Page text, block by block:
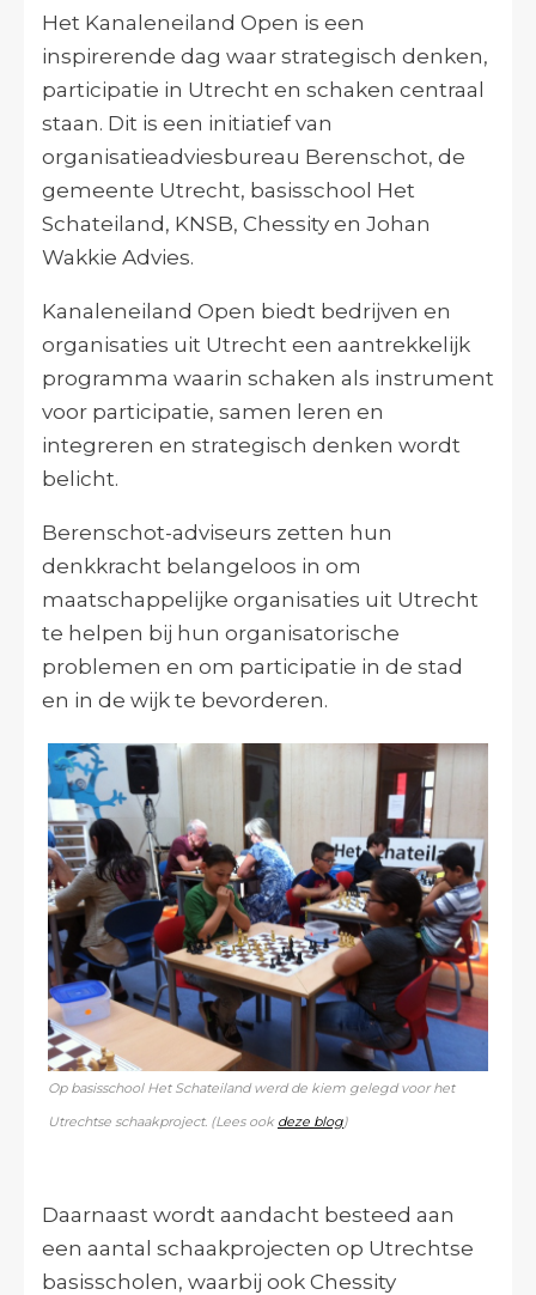
Het Kanaleneiland Open is een
inspirerende dag waar strategisch denken,
participatie in Utrecht en schaken centraal
staan. Dit is een initiatief van
organisatieadviesbureau Berenschot, de
gemeente Utrecht, basisschool Het
Schateiland, KNSB, Chessity en Johan
Wakkie Advies.
Kanaleneiland Open biedt bedrijven en
organisaties uit Utrecht een aantrekkelijk
programma waarin schaken als instrument
voor participatie, samen leren en
integreren en strategisch denken wordt
belicht.
Berenschot-adviseurs zetten hun
denkkracht belangeloos in om
maatschappelijke organisaties uit Utrecht
te helpen bij hun organisatorische
problemen en om participatie in de stad
en in de wijk te bevorderen.
Op basisschool Het Schateiland werd de kiem gelegd voor het
Utrechtse schaakproject. (Lees ook deze blog)
Daarnaast wordt aandacht besteed aan
een aantal schaakprojecten op Utrechtse
basisscholen, waarbij ook Chessity